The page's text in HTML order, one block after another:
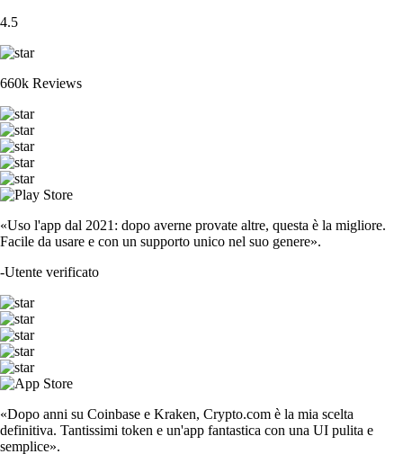
4.5
660k Reviews
«Uso l'app dal 2021: dopo averne provate altre, questa è la migliore.
Facile da usare e con un supporto unico nel suo genere».
-Utente verificato
«Dopo anni su Coinbase e Kraken, Crypto.com è la mia scelta
definitiva. Tantissimi token e un'app fantastica con una UI pulita e
semplice».